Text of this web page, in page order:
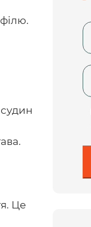
Це